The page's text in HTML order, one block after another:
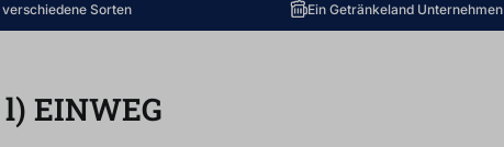
Sorten Ein Getränkeland Unternehmen
l) EINWEG